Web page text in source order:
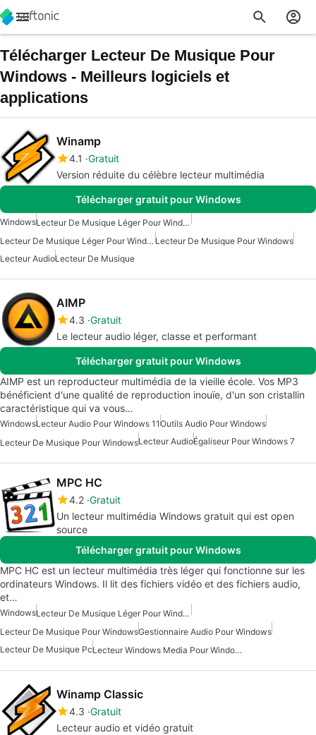
Télécharger Lecteur De Musique Pour
Windows - Meilleurs logiciels et
applications
Winamp
4.1 Gratuit
Version réduite du célèbre lecteur multimédia
Télécharger gratuit pour Windows
Windows
Lecteur De Musique Léger Pour Windows 7
Lecteur De Musique Léger Pour Windows Lecteur De Musique Pour Windows
Lecteur AudioLecteur De Musique
AIMP
4.3 Gratuit
Le lecteur audio léger, classe et performant
Télécharger gratuit pour Windows
AIMP est un reproducteur multimédia de la vieille école. Vos MP3
bénéficient d'une qualité de reproduction inouïe, d'un son cristallin
caractéristique qui va vous…
WindowsLecteur Audio Pour Windows 11Outils Audio Pour Windows
Lecteur De Musique Pour WindowsLecteur AudioÉgaliseur Pour Windows 7
MPC HC
4.2 Gratuit
Un lecteur multimédia Windows gratuit qui est open
source
Télécharger gratuit pour Windows
MPC HC est un lecteur multimédia très léger qui fonctionne sur les
ordinateurs Windows. Il lit des fichiers vidéo et des fichiers audio,
et…
Windows
Lecteur De Musique Léger Pour Windows
Lecteur De Musique Pour WindowsGestionnaire Audio Pour Windows
Lecteur De Musique Pc
Lecteur Windows Media Pour Windows 10
Winamp Classic
4.3 Gratuit
Lecteur audio et vidéo gratuit